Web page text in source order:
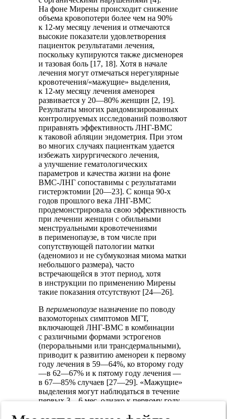
На фоне Мирены происходит снижение
объема кровопотери более чем на 90%
к 12-му месяцу лечения и отмечаются
высокие показатели удовлетворения
пациенток результатами лечения,
поскольку купируются также дисменорея
и тазовая боль [17, 18]. Хотя в начале
лечения могут отмечаться нерегулярные
кровотечения/«мажущие» выделения,
к 12-му месяцу лечения аменорея
развивается у 20—80% женщин [2, 19].
Результаты многих рандомизированных
контролируемых исследований позволяют
приравнять эффективность ЛНГ-ВМС
к таковой абляции эндометрия. При этом
во многих случаях пациенткам удается
избежать хирургического лечения,
а улучшение гематологических
параметров и качества жизни на фоне
ВМС-ЛНГ сопоставимы с результатами
гистерэктомии [20—23]. С конца 90-х
годов прошлого века ЛНГ-ВМС
продемонстрировала свою эффективность
при лечении женщин с обильными
менструальными кровотечениями
в перименопаузе, в том числе при
сопутствующей патологии матки
(аденомиоз и не субмукозная миома матки
небольшого размера), часто
встречающейся в этот период, хотя
в инструкции по применению Мирены
такие показания отсутствуют [24—26].
Вперименопаузе назначение по поводу
вазомоторных симптомов МГТ,
включающей ЛНГ-ВМС в комбинации
с различными формами эстрогенов
(пероральными или трансдермальными),
приводит к развитию аменореи к первому
году лечения в 59—64%, ко второму году
—в 62—67% и к пятому году лечения —
в 67—85% случаев [27—29]. «Мажущие»
выделения могут наблюдаться в течение
первых 3—6 мес, однако к первому году